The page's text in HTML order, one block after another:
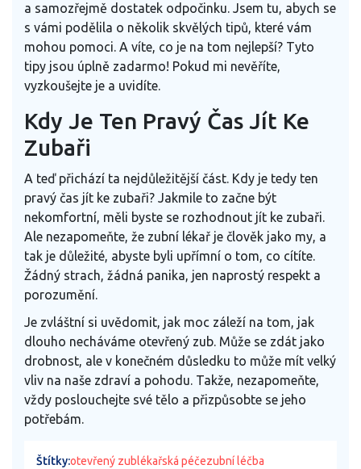
a samozřejmě dostatek odpočinku. Jsem tu, abych se
s vámi podělila o několik skvělých tipů, které vám
mohou pomoci. A víte, co je na tom nejlepší? Tyto
tipy jsou úplně zadarmo! Pokud mi nevěříte,
vyzkoušejte je a uvidíte.
Kdy Je Ten Pravý Čas Jít Ke
Zubaři
A teď přichází ta nejdůležitější část. Kdy je tedy ten
pravý čas jít ke zubaři? Jakmile to začne být
nekomfortní, měli byste se rozhodnout jít ke zubaři.
Ale nezapomeňte, že zubní lékař je člověk jako my, a
tak je důležité, abyste byli upřímní o tom, co cítíte.
Žádný strach, žádná panika, jen naprostý respekt a
porozumění.
Je zvláštní si uvědomit, jak moc záleží na tom, jak
dlouho necháváme otevřený zub. Může se zdát jako
drobnost, ale v konečném důsledku to může mít velký
vliv na naše zdraví a pohodu. Takže, nezapomeňte,
vždy poslouchejte své tělo a přizpůsobte se jeho
potřebám.
Štítky:otevřený zublékařská péčezubní léčba